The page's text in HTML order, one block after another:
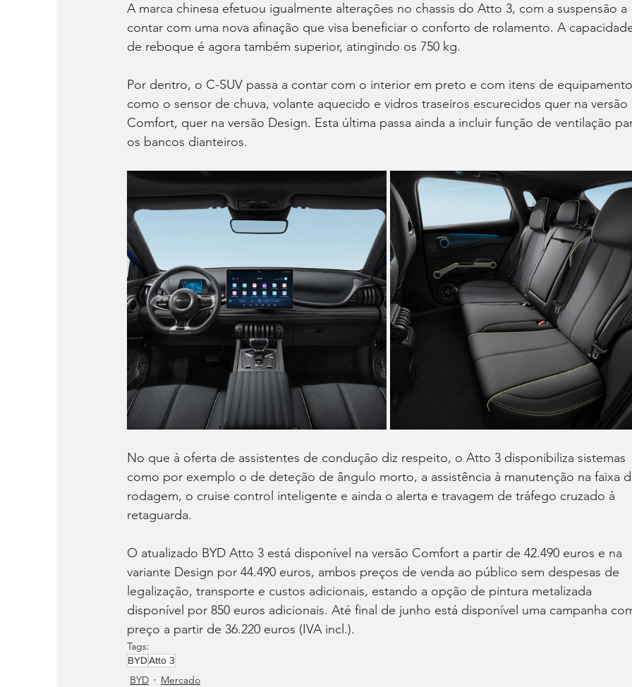
A marca chinesa efetuou igualmente alterações no chassis do Atto 3, com a suspensão a
contar com uma nova afinação que visa beneficiar o conforto de rolamento. A
de reboque é agora também superior, atingindo os 750 kg.
Por dentro, o C-SUV passa a contar com o interior em preto e com itens de
como o sensor de chuva, volante aquecido e vidros traseiros escurecidos quer na versão
Comfort, quer na versão Design. Esta última passa ainda a incluir função de ventilação
os bancos dianteiros.
No que à oferta de assistentes de condução diz respeito, o Atto 3 disponibiliza sistemas
como por exemplo o de deteção de ângulo morto, a assistência à manutenção na faixa
rodagem, o cruise control inteligente e ainda o alerta e travagem de tráfego cruzado à
retaguarda.
O atualizado BYD Atto 3 está disponível na versão Comfort a partir de 42.490 euros e na
variante Design por 44.490 euros, ambos preços de venda ao público sem despesas de
legalização, transporte e custos adicionais, estando a opção de pintura metalizada
disponível por 850 euros adicionais. Até final de junho está disponível uma campanha
preço a partir de 36.220 euros (IVA incl.).
Tags:
BYDAtto 3
BYD Mercado